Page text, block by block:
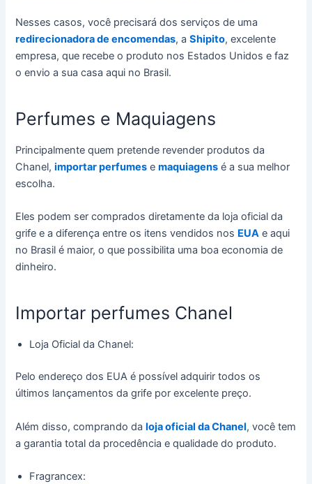
Nesses casos, você precisará dos serviços de uma
redirecionadora de encomendas, aShipito, excelente
empresa, que recebe o produto nos Estados Unidos e faz
o envio a sua casa aqui no Brasil.
Perfumes e Maquiagens
Principalmente quem pretende revender produtos da
Chanel,importar perfumes emaquiagens é a sua melhor
escolha.
Eles podem ser comprados diretamente da loja oficial da
grife e a diferença entre os itens vendidos nos EUA e aqui
no Brasil é maior, o que possibilita uma boa economia de
dinheiro.
Importar perfumes Chanel
Loja Oficial da Chanel:
Pelo endereço dos EUA é possível adquirir todos os
últimos lançamentos da grife por excelente preço.
Além disso, comprando daloja oficial da Chanel, você tem
a garantia total da procedência e qualidade do produto.
Fragrancex: